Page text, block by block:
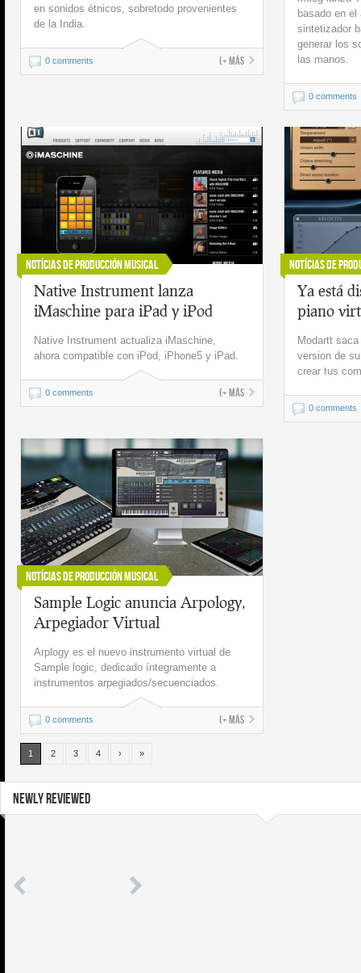
en sonidos étnicos, sobretodo provenientes
de la India.
0 comments (+ más
basado en
sintetizador
generar los
las manos.
0 comments
Notícias de Producción Musical
Native Instrument lanza
iMaschine para iPad y iPod
Native Instrument actualiza iMaschine,
ahora compatible con iPod, iPhone5 y iPad.
0 comments (+ más
Notícias de
Ya está
piano
Modartt
version de
crear tus
0 comments
Notícias de Producción Musical
Sample Logic anuncia Arpology,
Arpegiador Virtual
Arplogy es el nuevo instrumento virtual de
Sample logic, dedicado íntegramente a
instrumentos arpegiados/secuenciados.
0 comments (+ más
1 2 3 4 › »
NEWLY REVIEWED